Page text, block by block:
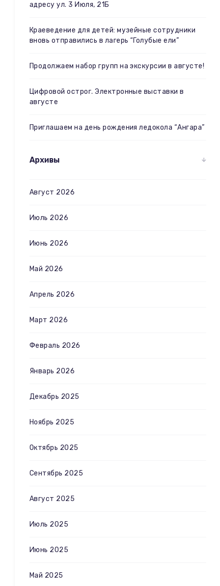
адресу ул. 3 Июля, 21Б
Краеведение для детей: музейные сотрудники
вновь отправились в лагерь “Голубые ели”
Продолжаем набор групп на экскурсии в августе!
Цифровой острог. Электронные выставки в
августе
Приглашаем на день рождения ледокола “Ангара”
Архивы
Август 2026
Июль 2026
Июнь 2026
Май 2026
Апрель 2026
Март 2026
Февраль 2026
Январь 2026
Декабрь 2025
Ноябрь 2025
Октябрь 2025
Сентябрь 2025
Август 2025
Июль 2025
Июнь 2025
Май 2025